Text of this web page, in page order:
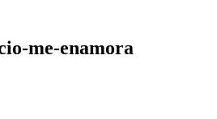
me-enamora